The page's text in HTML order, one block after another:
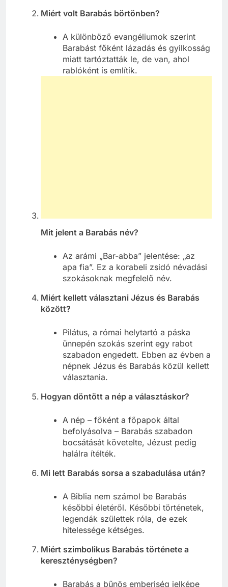
Miért volt Barabás börtönben?
A különböző evangéliumok szerint
Barabást főként lázadás és gyilkosság
miatt tartóztatták le, de van, ahol
rablóként is említik.
Mit jelent a Barabás név?
Az arámi „Bar-abba” jelentése: „az
apa fia”. Ez a korabeli zsidó névadási
szokásoknak megfelelő név.
Miért kellett választani Jézus és Barabás
között?
Pilátus, a római helytartó a páska
ünnepén szokás szerint egy rabot
szabadon engedett. Ebben az évben a
népnek Jézus és Barabás közül kellett
választania.
Hogyan döntött a nép a választáskor?
A nép – főként a főpapok által
befolyásolva – Barabás szabadon
bocsátását követelte, Jézust pedig
halálra ítélték.
Mi lett Barabás sorsa a szabadulása után?
A Biblia nem számol be Barabás
későbbi életéről. Későbbi történetek,
legendák születtek róla, de ezek
hitelessége kétséges.
Miért szimbolikus Barabás története a
kereszténységben?
Barabás a bűnös emberiség jelképe